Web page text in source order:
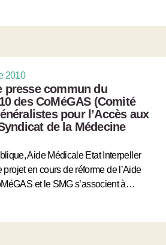
2010
presse commun du
des CoMéGAS (Comité
pour l’Accès aux
de la Médecine
Aide Médicale Etat Interpeller
projet en cours de réforme de l’Aide
et le SMG s’associent à…